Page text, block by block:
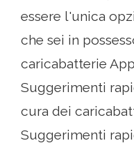
essere l'unica
che sei in
caricabatterie
Suggerimenti
cura dei
Suggerimenti